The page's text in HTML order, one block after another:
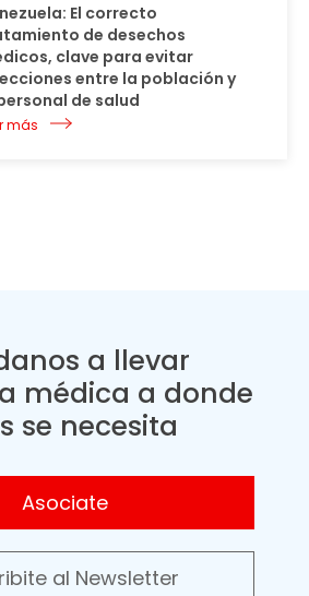
El correcto
de desechos
clave para evitar
entre la población y
de salud
más
a llevar
médica a donde
se necesita
Asociate
al Newsletter